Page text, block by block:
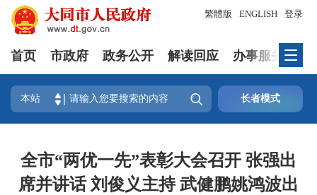
登录
繁體版 ENGLISH
首页 市政府 政务公开 解读回应 办事服务
本站  长者模式
全市“两优一先”表彰大会召开 张强出
席并讲话 刘俊义主持 武健鹏姚鸿波出